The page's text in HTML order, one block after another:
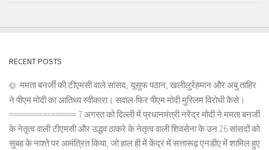
RECENT POSTS
ममता बनर्जी की टीएमसी वाले सांसद, यूसुफ पठान, खलीलुर्रहमान और अबु ताहिर
ने पीएम मोदी का आतिथ्य स्वीकारा। सवाल-फिर पीएम मोदी मुस्लिम विरोधी कैसे।
================ 7 अगस्त को दिल्ली में प्रधानमंत्री नरेंद्र मोदी ने ममता बनर्जी
के नेतृत्व वाली टीएमसी और उद्धव ठाकरे के नेतृत्व वाली शिवसेना के उन 26 सांसदों को
सुबह के नाश्ते पर आमंत्रित किया, जो हाल ही में केंद्र में सत्तारूढ़ एनडीए में शामिल हुए